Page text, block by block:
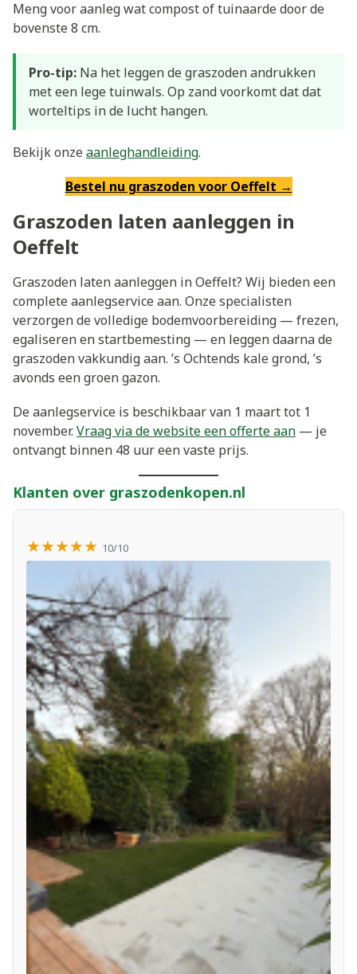
Meng voor aanleg wat compost of tuinaarde door de
bovenste 8 cm.
Pro-tip: Na het leggen de graszoden andrukken
met een lege tuinwals. Op zand voorkomt dat dat
worteltips in de lucht hangen.
Bekijk onzeaanleghandleiding.
Bestel nu graszoden voor Oeffelt →
Graszoden laten aanleggen in
Oeffelt
Graszoden laten aanleggen in Oeffelt? Wij bieden een
complete aanlegservice aan. Onze specialisten
verzorgen de volledige bodemvoorbereiding — frezen,
egaliseren en startbemesting — en leggen daarna de
graszoden vakkundig aan. ’s Ochtends kale grond, ’s
avonds een groen gazon.
De aanlegservice is beschikbaar van 1 maart tot 1
november.Vraag via de website een offerte aan — je
ontvangt binnen 48 uur een vaste prijs.
Klanten over graszodenkopen.nl
★★★★★ 10/10